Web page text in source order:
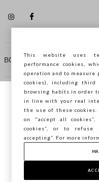
ΒΟΗΘΕΙΑ
ΠΡΑΚΤΟΡΕΙΟ
ΕΠΙΚΟΙΝΩΝΗΣΤΕ ΜΑΖΙ ΜΑΣ
Copyright © Ovs
Περιηγείστε στο
να αποθηκεύσετε
This website uses
performance cookies,
operation and to
cookies), including third
browsing habits in order
in line with your real
the use of these cookies.
on "accept all
cookies”, or to refuse
accepting”. For more